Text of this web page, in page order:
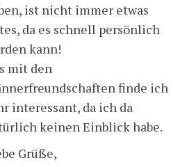
ist nicht immer etwas
da es schnell persönlich
kann!
mit den
finde ich
interessant, da ich da
keinen Einblick habe.
Grüße,